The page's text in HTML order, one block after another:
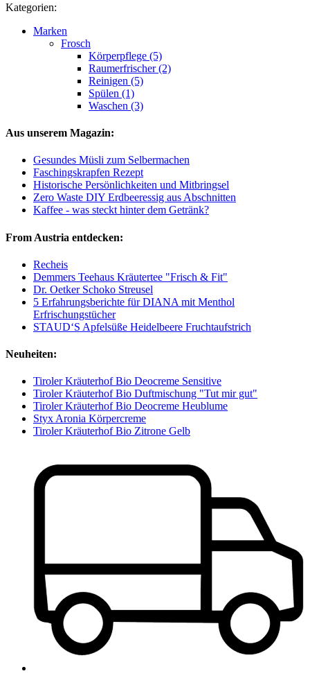
Kategorien:
Marken
Frosch
Körperpflege (5)
Raumerfrischer (2)
Reinigen (5)
Spülen (1)
Waschen (3)
Aus unserem Magazin:
Gesundes Müsli zum Selbermachen
Faschingskrapfen Rezept
Historische Persönlichkeiten und Mitbringsel
Zero Waste DIY Erdbeeressig aus Abschnitten
Kaffee - was steckt hinter dem Getränk?
From Austria entdecken:
Recheis
Demmers Teehaus Kräutertee "Frisch & Fit"
Dr. Oetker Schoko Streusel
5 Erfahrungsberichte für DIANA mit Menthol
Erfrischungstücher
STAUD‘S Apfelsüße Heidelbeere Fruchtaufstrich
Neuheiten:
Tiroler Kräuterhof Bio Deocreme Sensitive
Tiroler Kräuterhof Bio Duftmischung "Tut mir gut"
Tiroler Kräuterhof Bio Deocreme Heublume
Styx Aronia Körpercreme
Tiroler Kräuterhof Bio Zitrone Gelb